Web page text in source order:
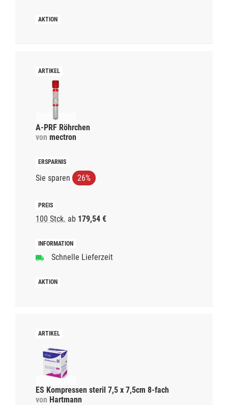
A-PRF Röhrchen
von mectron
Sie sparen 26%
100 Stck. ab 179,54 €
Schnelle Lieferzeit
ES Kompressen steril 7,5 x 7,5cm 8-fach
von Hartmann